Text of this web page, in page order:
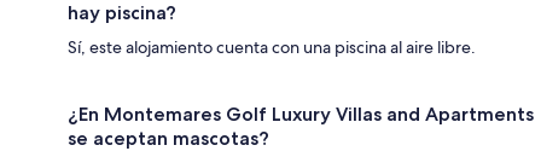
hay piscina?
Sí, este alojamiento cuenta con una piscina al aire libre.
¿En Montemares Golf Luxury Villas and Apartments
se aceptan mascotas?